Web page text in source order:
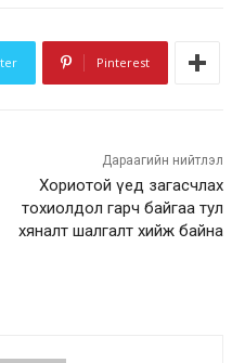
Pinterest
Дараагийн нийтлэл
Хориотой үед загасчлах
тохиолдол гарч байгаа тул
хяналт шалгалт хийж байна